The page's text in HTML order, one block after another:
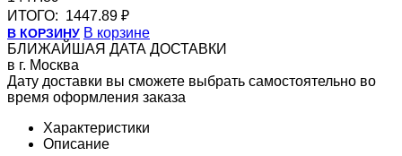
ИТОГО: 1447.89 ₽
В КОРЗИНУ В корзине
БЛИЖАЙШАЯ ДАТА ДОСТАВКИ
в г. Москва
Дату доставки вы сможете выбрать самостоятельно во
время оформления заказа
Характеристики
Описание